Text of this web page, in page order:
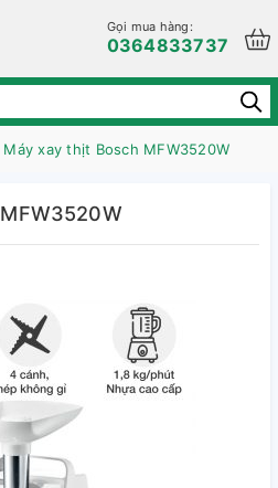
Gọi mua hàng:
0364833737
Máy xay thịt Bosch MFW3520W